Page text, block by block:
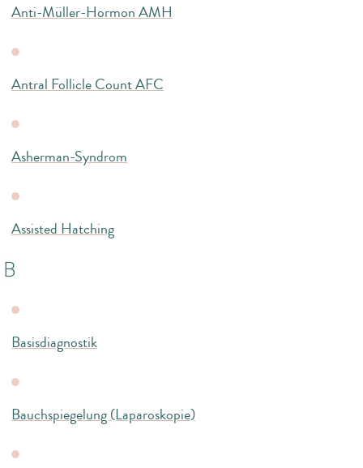
Anti-Müller-Hormon AMH
Antral Follicle Count AFC
Asherman-Syndrom
Assisted Hatching
B
Basisdiagnostik
Bauchspiegelung (Laparoskopie)